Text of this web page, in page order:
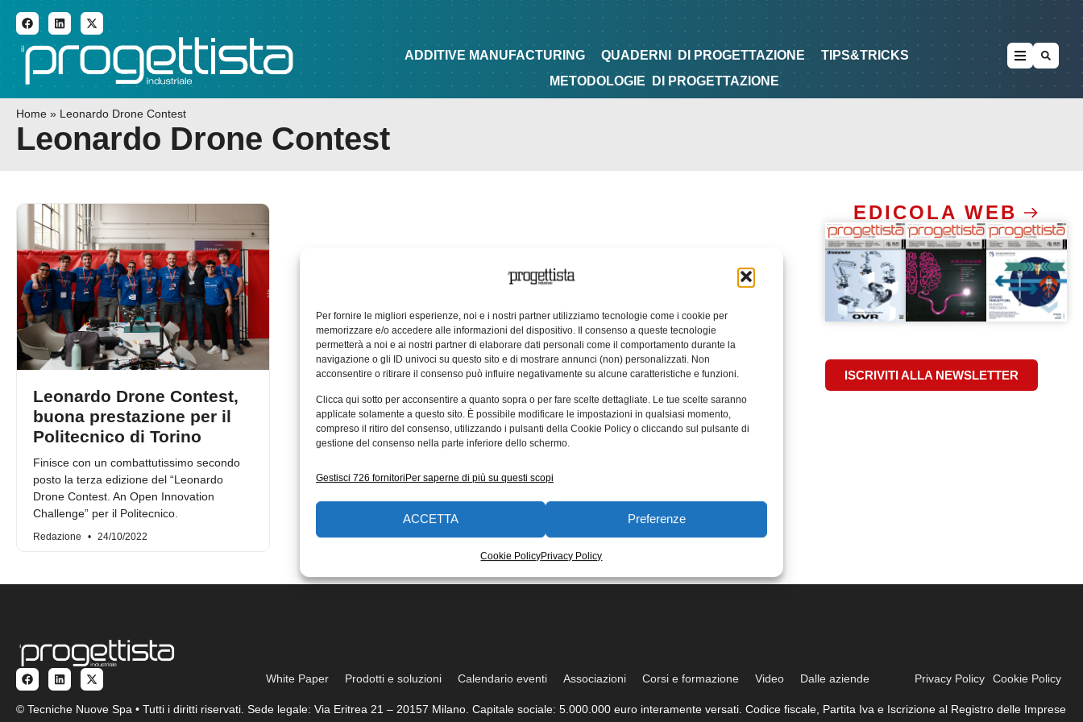
Per fornire le migliori esperienze, noi e i nostri partner utilizziamo tecnologie come i cookie per
memorizzare e/o accedere alle informazioni del dispositivo. Il consenso a queste tecnologie
permetterà a noi e ai nostri partner di elaborare dati personali come il comportamento durante la
navigazione o gli ID univoci su questo sito e di mostrare annunci (non) personalizzati. Non
acconsentire o ritirare il consenso può influire negativamente su alcune caratteristiche e funzioni.
Clicca qui sotto per acconsentire a quanto sopra o per fare scelte dettagliate. Le tue scelte saranno
applicate solamente a questo sito. È possibile modificare le impostazioni in qualsiasi momento,
compreso il ritiro del consenso, utilizzando i pulsanti della Cookie Policy o cliccando sul pulsante di
gestione del consenso nella parte inferiore dello schermo.
Gestisci 726 fornitoriPer saperne di più su questi scopi
ACCETTA Preferenze
Cookie PolicyPrivacy Policy
ADDITIVE MANUFACTURING QUADERNI DI PROGETTAZIONE TIPS&TRICKS METODOLOGIE DI PROGETTAZIONE
ADDITIVE MANUFACTURING QUADERNI DI PROGETTAZIONE
TIPS&TRICKS
METODOLOGIE
DI PROGETTAZIONE
Home » Leonardo Drone Contest
Leonardo Drone Contest
Leonardo Drone Contest,
buona prestazione per il
Politecnico di Torino
Finisce con un combattutissimo secondo
posto la terza edizione del “Leonardo
Drone Contest. An Open Innovation
Challenge” per il Politecnico.
Redazione 24/10/2022
EDICOLA WEB
ISCRIVITI ALLA NEWSLETTER
White Paper Prodotti e soluzioni Calendario eventi Associazioni Corsi e formazione Video Dalle aziende Privacy Policy Cookie Policy
© Tecniche Nuove Spa • Tutti i diritti riservati. Sede legale: Via Eritrea 21 – 20157 Milano. Capitale sociale: 5.000.000 euro interamente versati. Codice fiscale, Partita Iva e Iscrizione al Registro delle Imprese